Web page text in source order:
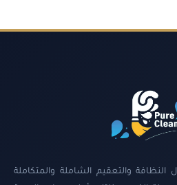
النظافة والتعقيم الشاملة والمتكاملة